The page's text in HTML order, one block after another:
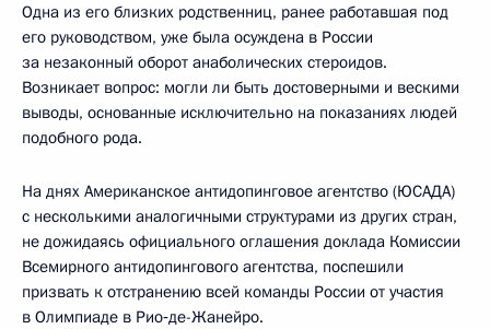
Одна из его близких родственниц, ранее работавшая под
его руководством, уже была осуждена в России
за незаконный оборот анаболических стероидов.
Возникает вопрос: могли ли быть достоверными и вескими
выводы, основанные исключительно на показаниях людей
подобного рода.
На днях Американское антидопинговое агентство (ЮСАДА)
с несколькими аналогичными структурами из других стран,
не дожидаясь официального оглашения доклада Комиссии
Всемирного антидопингового агентства, поспешили
призвать к отстранению всей команды России от участия
в Олимпиаде в Рио‑де-Жанейро.